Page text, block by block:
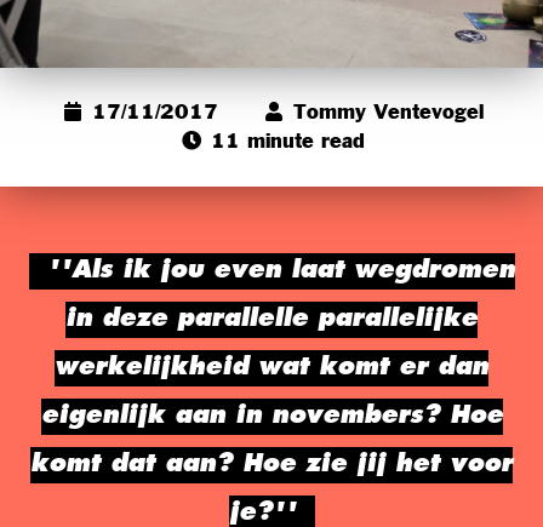
17/11/2017
Tommy Ventevogel
11 minute read
''Als ik jou even laat wegdromen
in deze parallelle parallelijke
werkelijkheid wat komt er dan
eigenlijk aan in novembers? Hoe
komt dat aan? Hoe zie jij het voor
je?''